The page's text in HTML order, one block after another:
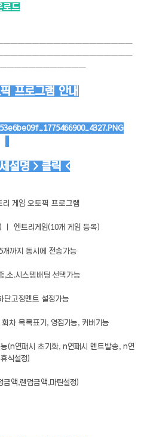
로드
프로그램 안내
설명 > 클릭 <
게임 오토픽 프로그램
ㅣ 엔트리게임(10개 게임 등록)
까지 동시에 전송가능
,소.시스템배팅 선택가능
단고정멘트 설정가능
차 목록표기, 영점기능, 커버기능
(n연패시 초기화, n연패시 멘트발송, n연
식설정)
금액,랜덤금액,마틴설정)